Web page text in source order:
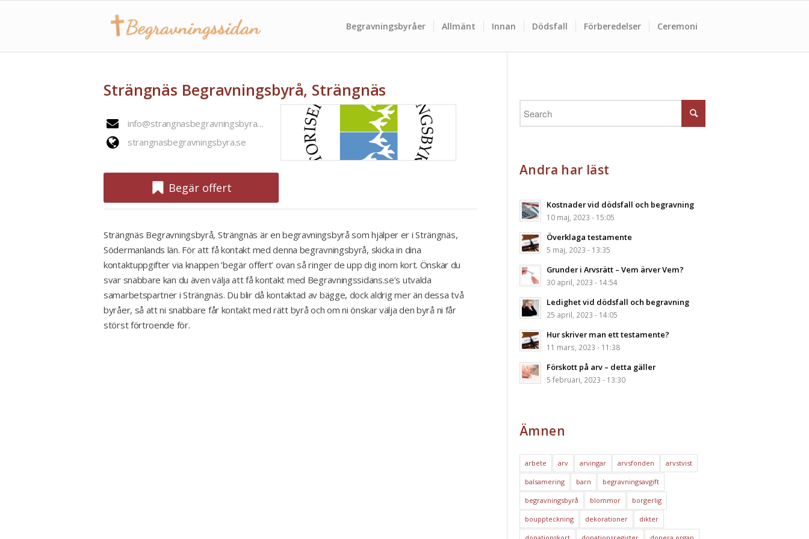
Begravningsbyråer Allmänt Innan Dödsfall Förberedelser Ceremoni
Strängnäs Begravningsbyrå, Strängnäs
info@strangnasbegravningsbyra.se
strangnasbegravningsbyra.se
Begär offert
Strängnäs Begravningsbyrå, Strängnäs är en begravningsbyrå som hjälper er i Strängnäs,
Södermanlands län. För att få kontakt med denna begravningsbyrå, skicka in dina
kontaktuppgifter via knappen ’begär offert’ ovan så ringer de upp dig inom kort. Önskar du
svar snabbare kan du även välja att få kontakt med Begravningssidans.se’s utvalda
samarbetspartner i Strängnäs. Du blir då kontaktad av bägge, dock aldrig mer än dessa två
byråer, så att ni snabbare får kontakt med rätt byrå och om ni önskar välja den byrå ni får
störst förtroende för.
Andra har läst
Kostnader vid dödsfall och begravning
10 maj, 2023 - 15:05
Överklaga testamente
5 maj, 2023 - 13:35
Grunder i Arvsrätt – Vem ärver Vem?
30 april, 2023 - 14:54
Ledighet vid dödsfall och begravning
25 april, 2023 - 14:05
Hur skriver man ett testamente?
11 mars, 2023 - 11:38
Förskott på arv – detta gäller
5 februari, 2023 - 13:30
Ämnen
arbete arv arvingar arvsfonden arvstvist
balsamering barn begravningsavgift
begravningsbyrå blommor borgerlig
bouppteckning dekorationer dikter